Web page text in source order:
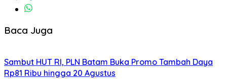
Baca Juga
Sambut HUT RI, PLN Batam Buka Promo Tambah Daya
Rp81 Ribu hingga 20 Agustus